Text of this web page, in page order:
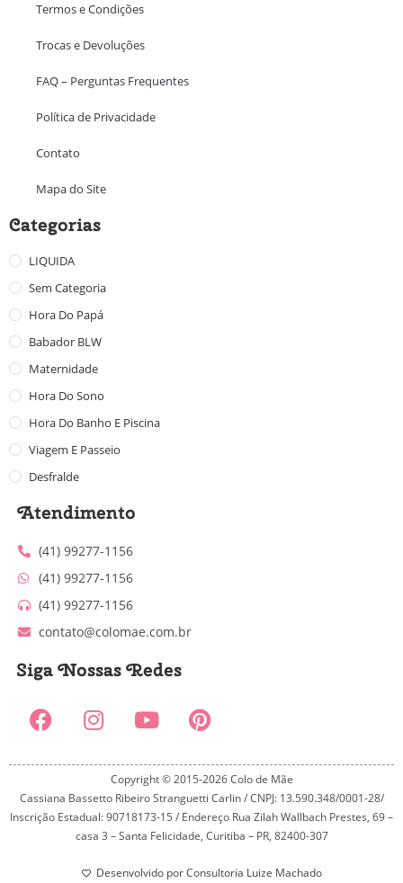
Termos e Condições
Trocas e Devoluções
FAQ – Perguntas Frequentes
Política de Privacidade
Contato
Mapa do Site
Categorias
LIQUIDA
Sem Categoria
Hora Do Papá
Babador BLW
Maternidade
Hora Do Sono
Hora Do Banho E Piscina
Viagem E Passeio
Desfralde
Atendimento
(41) 99277-1156
(41) 99277-1156
(41) 99277-1156
contato@colomae.com.br
Siga Nossas Redes
Copyright © 2015-2026 Colo de Mãe
Cassiana Bassetto Ribeiro Stranguetti Carlin / CNPJ: 13.590.348/0001-28/
Inscrição Estadual: 90718173-15 / Endereço Rua Zilah Wallbach Prestes, 69 –
casa 3 – Santa Felicidade, Curitiba – PR, 82400-307
Desenvolvido por Consultoria Luize Machado